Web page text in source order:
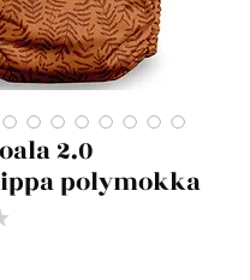
2.0
polymokka